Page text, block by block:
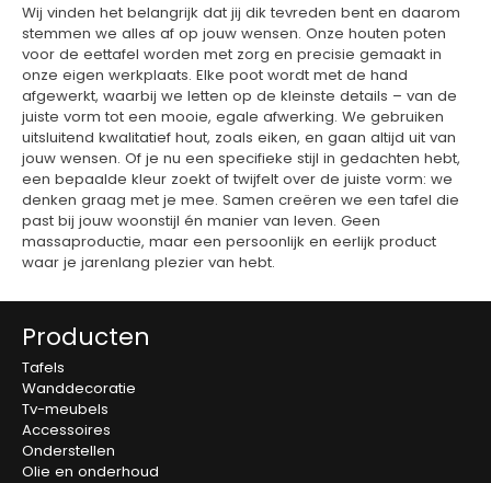
Wij vinden het belangrijk dat jij dik tevreden bent en daarom
stemmen we alles af op jouw wensen. Onze houten poten
voor de eettafel worden met zorg en precisie gemaakt in
onze eigen werkplaats. Elke poot wordt met de hand
afgewerkt, waarbij we letten op de kleinste details – van de
juiste vorm tot een mooie, egale afwerking. We gebruiken
uitsluitend kwalitatief hout, zoals eiken, en gaan altijd uit van
jouw wensen. Of je nu een specifieke stijl in gedachten hebt,
een bepaalde kleur zoekt of twijfelt over de juiste vorm: we
denken graag met je mee. Samen creëren we een tafel die
past bij jouw woonstijl én manier van leven. Geen
massaproductie, maar een persoonlijk en eerlijk product
waar je jarenlang plezier van hebt.
Producten
Tafels
Wanddecoratie
Tv-meubels
Accessoires
Onderstellen
Olie en onderhoud